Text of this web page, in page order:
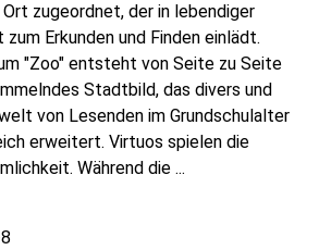
zugeordnet, der in lebendiger
Erkunden und Finden einlädt.
"Zoo" entsteht von Seite zu Seite
Stadtbild, das divers und
von Lesenden im Grundschulalter
erweitert. Virtuos spielen die
Während die ...